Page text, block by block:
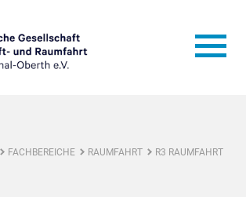
FACHBEREICHE RAUMFAHRT
R3 RAUMFAHRT